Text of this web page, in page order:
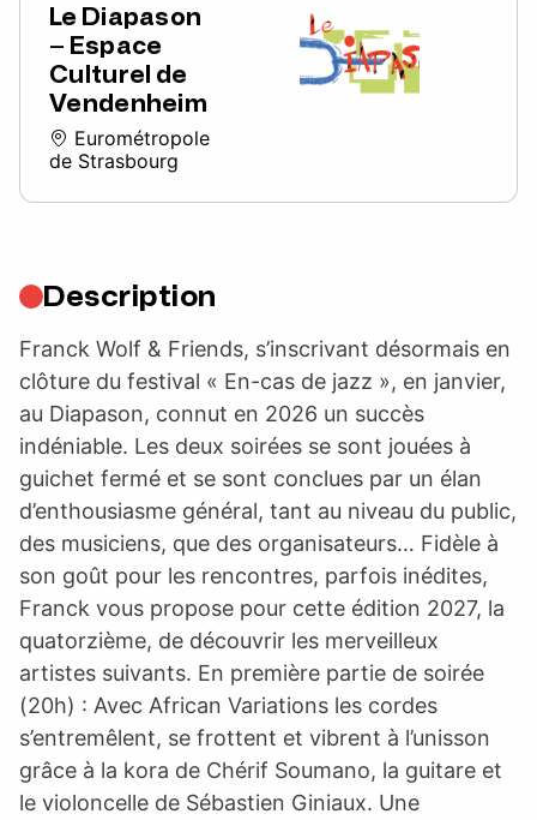
Le Diapason
– Espace
Culturel de
Vendenheim
Eurométropole
de Strasbourg
Description
Franck Wolf & Friends, s’inscrivant désormais en
clôture du festival « En-cas de jazz », en janvier,
au Diapason, connut en 2026 un succès
indéniable. Les deux soirées se sont jouées à
guichet fermé et se sont conclues par un élan
d’enthousiasme général, tant au niveau du public,
des musiciens, que des organisateurs… Fidèle à
son goût pour les rencontres, parfois inédites,
Franck vous propose pour cette édition 2027, la
quatorzième, de découvrir les merveilleux
artistes suivants. En première partie de soirée
(20h) : Avec African Variations les cordes
s’entremêlent, se frottent et vibrent à l’unisson
grâce à la kora de Chérif Soumano, la guitare et
le violoncelle de Sébastien Giniaux. Une